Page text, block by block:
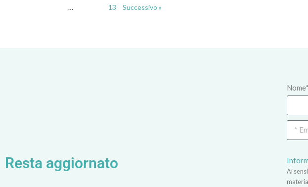
… 13 Successivo »
Resta aggiornato
Nome*
Ai